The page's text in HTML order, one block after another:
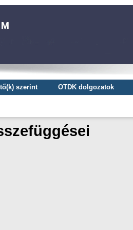
szerint OTDK dolgozatok